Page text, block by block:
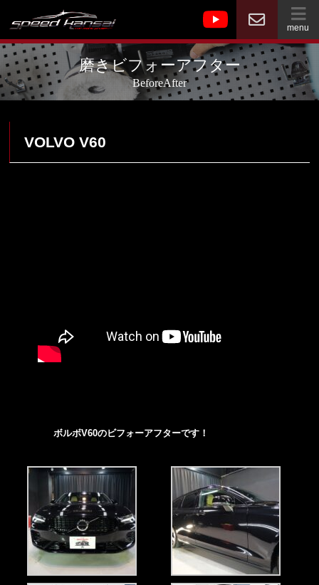
menu
磨きビフォーアフター
BeforeAfter
VOLVO V60
ボルボV60のビフォーアフターです！